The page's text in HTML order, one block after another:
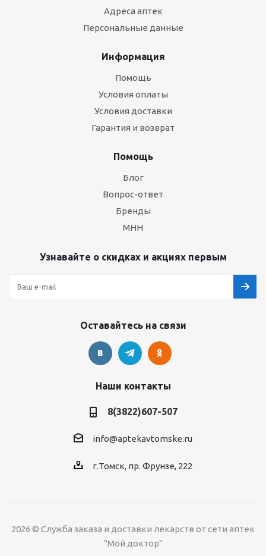
Адреса аптек
Персональные данные
Информация
Помощь
Условия оплаты
Условия доставки
Гарантия и возврат
Помощь
Блог
Вопрос-ответ
Бренды
МНН
Узнавайте о скидках и акциях первым
Оставайтесь на связи
Наши контакты
8(3822)607-507
info@aptekavtomske.ru
г.Томск, пр. Фрунзе, 222
2026 © Служба заказа и доставки лекарств от сети аптек
"Мой доктор"
АКЦИЯХ И СКИДКАХ
*